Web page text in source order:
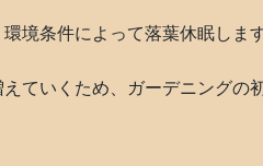
境条件によって落葉休眠します
ていくため、ガーデニングの